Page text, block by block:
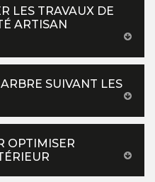
LES TRAVAUX DE
ARTISAN
SUIVANT LES
OPTIMISER